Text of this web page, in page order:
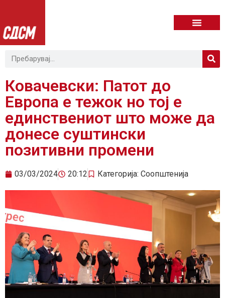
Ковачевски: Патот до
Европа е тежок но тој е
единствениот што може да
донесе суштински
позитивни промени
03/03/2024 20:12 Категорија: Соопштенија